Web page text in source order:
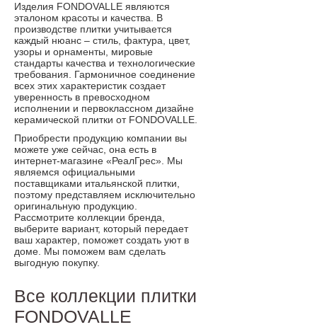
Изделия FONDOVALLE являются
эталоном красоты и качества. В
производстве плитки учитывается
каждый нюанс – стиль, фактура, цвет,
узоры и орнаменты, мировые
стандарты качества и технологические
требования. Гармоничное соединение
всех этих характеристик создает
уверенность в превосходном
исполнении и первоклассном дизайне
керамической плитки от FONDOVALLE.
Приобрести продукцию компании вы
можете уже сейчас, она есть в
интернет-магазине «РеалГрес». Мы
являемся официальными
поставщиками итальянской плитки,
поэтому представляем исключительно
оригинальную продукцию.
Рассмотрите коллекции бренда,
выберите вариант, который передает
ваш характер, поможет создать уют в
доме. Мы поможем вам сделать
выгодную покупку.
Все коллекции плитки
FONDOVALLE